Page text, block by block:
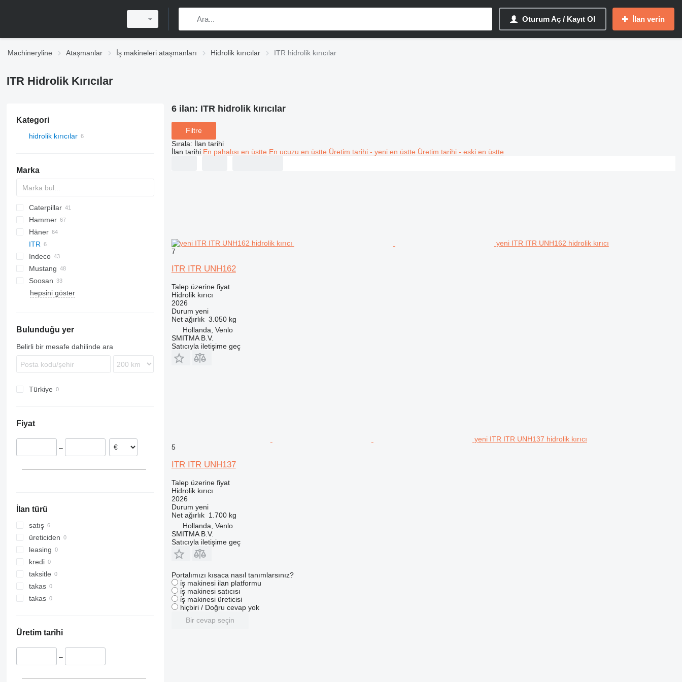
Oturum Aç / Kayıt Ol İlan verin
Machineryline Ataşmanlar İş makineleri ataşmanları Hidrolik kırıcılar ITR hidrolik kırıcılar
ITR Hidrolik Kırıcılar
Kategori
hidrolik kırıcılar
Marka
AX
TEX
B series
CK
Caterpillar
120
140
160
301
302
312
313
365
HB
MB
SB
EHB
F-Series
F-series
GT
Hammer
HM
HP
HS
XL
H-series
HRX
FX
Häner
HX
ITR
Indeco
HP
MES
3CX
4CX
8014
8018
920
KM
HM
PC
HM
M-series
R-series
VA
BRH
BRV
SC
Mustang
BRH
HM
E-series
GH
B-series
TOP
PRB
777
3288
OLS
Soosan
SB
TB
CW
EC
hepsini göster
Bulunduğu yer
Belirli bir mesafe dahilinde ara
Türkiye
Fiyat
–
İlan türü
satış
üreticiden
leasing
kredi
taksitle
takas
takas
Üretim tarihi
–
6 ilan: ITR hidrolik kırıcılar
Filtre
Sırala: İlan tarihi
İlan tarihi En pahalısı en üstte En ucuzu en üstte Üretim tarihi - yeni en üstte Üretim tarihi - eski en üstte
yeni ITR ITR UNH162 hidrolik kırıcı
7
ITR ITR UNH162
Talep üzerine fiyat
Hidrolik kırıcı
2026
Durum yeni
Net ağırlık 3.050 kg
Hollanda, Venlo
SMITMA B.V.
Satıcıyla iletişime geç
yeni ITR ITR UNH137 hidrolik kırıcı
5
ITR ITR UNH137
Talep üzerine fiyat
Hidrolik kırıcı
2026
Durum yeni
Net ağırlık 1.700 kg
Hollanda, Venlo
SMITMA B.V.
Satıcıyla iletişime geç
Portalımızı kısaca nasıl tanımlarsınız?
i̇ş makinesi ilan platformu
i̇ş makinesi satıcısı
i̇ş makinesi üreticisi
hiçbiri / Doğru cevap yok
Bir cevap seçin